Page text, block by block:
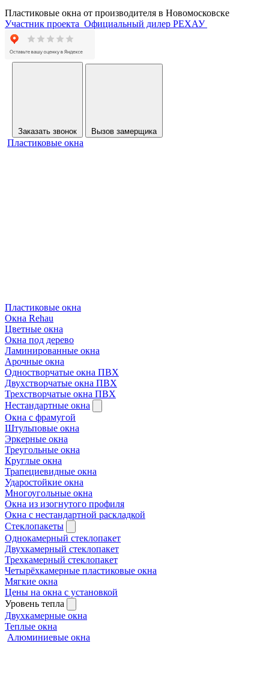
Пластиковые окна от производителя в Новомосковске
Участник проекта Официальный дилер РЕХАУ
Заказать звонок Вызов замерщика
Пластиковые окна
Пластиковые окна
Окна Rehau
Цветные окна
Окна под дерево
Ламинированные окна
Арочные окна
Одностворчатые окна ПВХ
Двухстворчатые окна ПВХ
Трехстворчатые окна ПВХ
Нестандартные окна
Окна с фрамугой
Штульповые окна
Эркерные окна
Треугольные окна
Круглые окна
Трапециевидные окна
Ударостойкие окна
Многоугольные окна
Окна из изогнутого профиля
Окна с нестандартной раскладкой
Стеклопакеты
Однокамерный стеклопакет
Двухкамерный стеклопакет
Трехкамерный стеклопакет
Четырёхкамерные пластиковые окна
Мягкие окна
Цены на окна с установкой
Уровень тепла
Двухкамерные окна
Теплые окна
Алюминиевые окна